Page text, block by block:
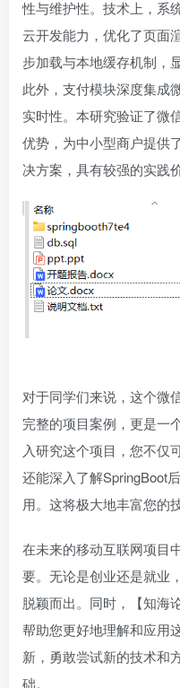
性与维护性。技术上，系
云开发能力，优化了页面
步加载与本地缓存机制，
此外，支付模块深度集成
实时性。本研究验证了微
优势，为中小型商户提供
决方案，具有较强的实践
对于同学们来说，这个微
完整的项目案例，更是一
入研究这个项目，您不仅
还能深入了解SpringBoot
用。这将极大地丰富您的
在未来的移动互联网项目
要。无论是创业还是就业
脱颖而出。同时，【知海
帮助您更好地理解和应用
新，勇敢尝试新的技术和
础。